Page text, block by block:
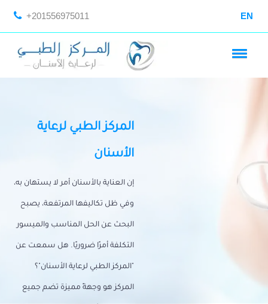
+201556975011 EN
المركز الطبي لرعاية
الأسنان
إن العناية بالأسنان أمر لا يستهان به،
وفي ظل تكاليفها المرتفعة، يصبح
البحث عن الحل المناسب والميسور
التكلفة أمرًا ضروريًا. هل سمعت عن
"المركز الطبي لرعاية الأسنان"؟
المركز هو وجهةً مميزة تضم جميع